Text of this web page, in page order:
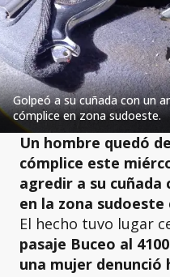
Golpeó a su cuñada con un
cómplice en zona sudoeste.
Un hombre quedó
cómplice este
agredir a su cuñada
en la zona sudoeste
El hecho tuvo lugar
pasaje Buceo al 4100
una mujer denunció